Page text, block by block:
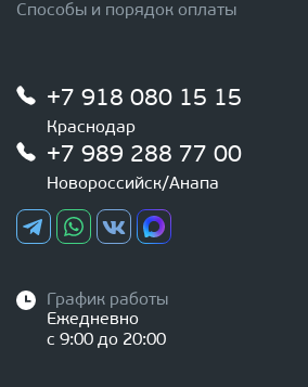
Способы и порядок оплаты
+7 918 080 15 15
Краснодар
+7 989 288 77 00
Новороссийск/Анапа
График работы
Ежедневно
с 9:00 до 20:00